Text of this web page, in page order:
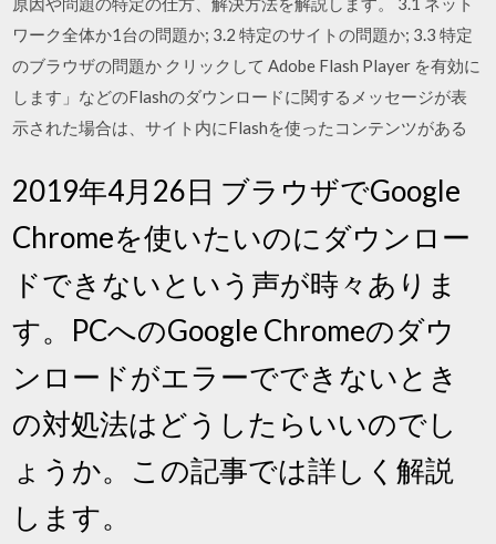
ワーク全体か1台の問題か; 3.2 特定のサイトの問題か; 3.3 特定
のブラウザの問題か クリックして Adobe Flash Player を有効に
します」などのFlashのダウンロードに関するメッセージが表
示された場合は、サイト内にFlashを使ったコンテンツがある
2019年4月26日 ブラウザでGoogle
Chromeを使いたいのにダウンロー
ドできないという声が時々ありま
す。PCへのGoogle Chromeのダウ
ンロードがエラーでできないとき
の対処法はどうしたらいいのでし
ょうか。この記事では詳しく解説
します。